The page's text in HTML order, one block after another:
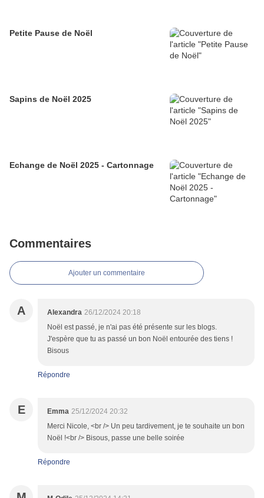
Petite Pause de Noël
Sapins de Noël 2025
Echange de Noël 2025 - Cartonnage
Commentaires
Ajouter un commentaire
A Alexandra 26/12/2024 20:18
Noël est passé, je n'ai pas été présente sur les blogs.
J'espère que tu as passé un bon Noël entourée des tiens !
Bisous
Répondre
E Emma 25/12/2024 20:32
Merci Nicole, <br /> Un peu tardivement, je te souhaite un bon
Noël !<br /> Bisous, passe une belle soirée
Répondre